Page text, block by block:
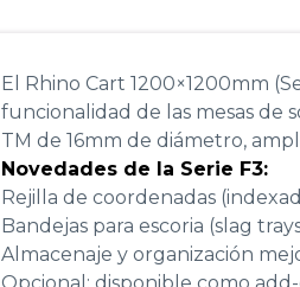
El Rhino Cart 1200×1200mm
funcionalidad de las mesas
TM de 16mm de diámetro,
Novedades de la Serie F3:
Rejilla de coordenadas
Bandejas para escoria (slag
Almacenaje y organización